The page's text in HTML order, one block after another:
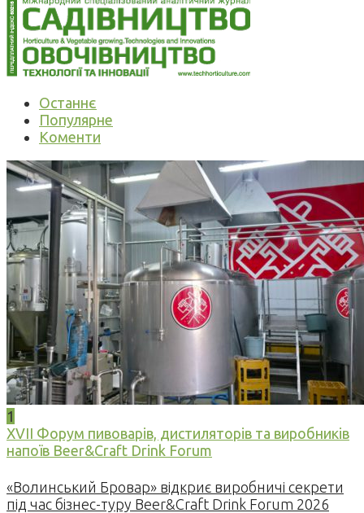
Останнє
Популярне
Коменти
1
XVII Форум пивоварів, дистиляторів та виробників
напоїв Beer&Craft Drink Forum
«Волинський Бровар» відкриє виробничі секрети
під час бізнес-туру Beer&Craft Drink Forum 2026